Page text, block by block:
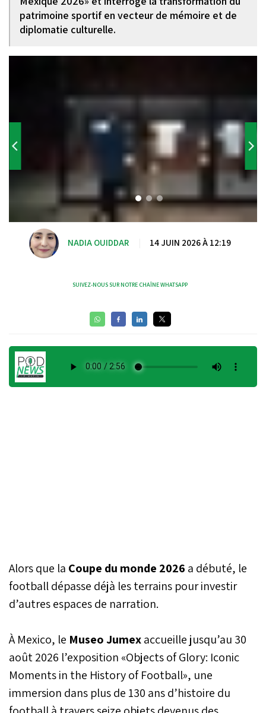
patrimoine sportif en vecteur de mémoire et de
diplomatie culturelle.
NADIA OUIDDAR 14 JUIN 2026 À 12:19
SUIVEZ-NOUS SUR NOTRE CHAÎNE WHATSAPP
Alors que la Coupe du monde 2026 a débuté, le
football dépasse déjà les terrains pour investir
d’autres espaces de narration.
À Mexico, le Museo Jumexaccueille jusqu’au 30
août 2026 l’exposition «Objects of Glory: Iconic
Moments in the History of Football», une
immersion dans plus de 130 ans d’histoire du